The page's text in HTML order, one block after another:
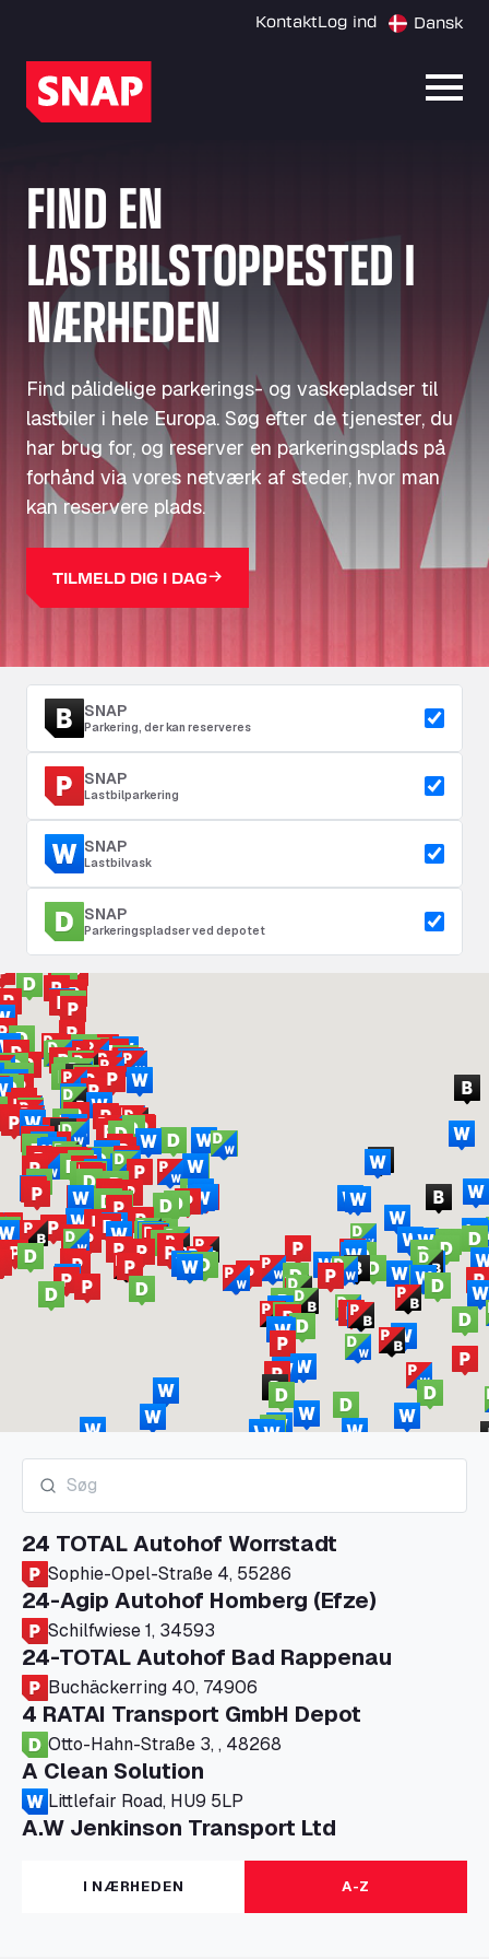
KontaktLog ind Dansk
FIND EN
LASTBILSTOPPESTED I
NÆRHEDEN
Find pålidelige parkerings- og vaskepladser til
lastbiler i hele Europa. Søg efter de tjenester, du
har brug for, og reserver en parkeringsplads på
forhånd via vores netværk af steder, hvor man
kan reservere plads.
TILMELD DIG I DAG
SNAP
Parkering, der kan reserveres
SNAP
Lastbilparkering
SNAP
Lastbilvask
SNAP
Parkeringspladser ved depotet
24 TOTAL Autohof Worrstadt
Sophie-Opel-Straße 4, 55286
24-Agip Autohof Homberg (Efze)
Schilfwiese 1, 34593
24-TOTAL Autohof Bad Rappenau
Buchäckerring 40, 74906
4 RATAI Transport GmbH Depot
Otto-Hahn-Straße 3, , 48268
A Clean Solution
Littlefair Road, HU9 5LP
A.W Jenkinson Transport Ltd
Progress House, ME11 5GA
A+G Nettetal - Depot Parking
Am Panneschopp 7, 41334
I NÆRHEDEN A-Z